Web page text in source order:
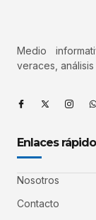
Medio
veraces,
Enlaces
Nosotros
Contacto